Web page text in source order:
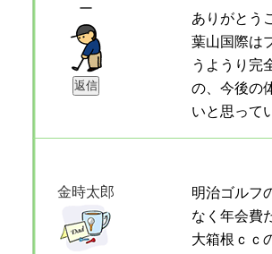
ー
ありがとう
葉山国際は
うようり完
の、今後の
いと思って
金時太郎
明治ゴルフ
なく年会費
大箱根ｃｃ